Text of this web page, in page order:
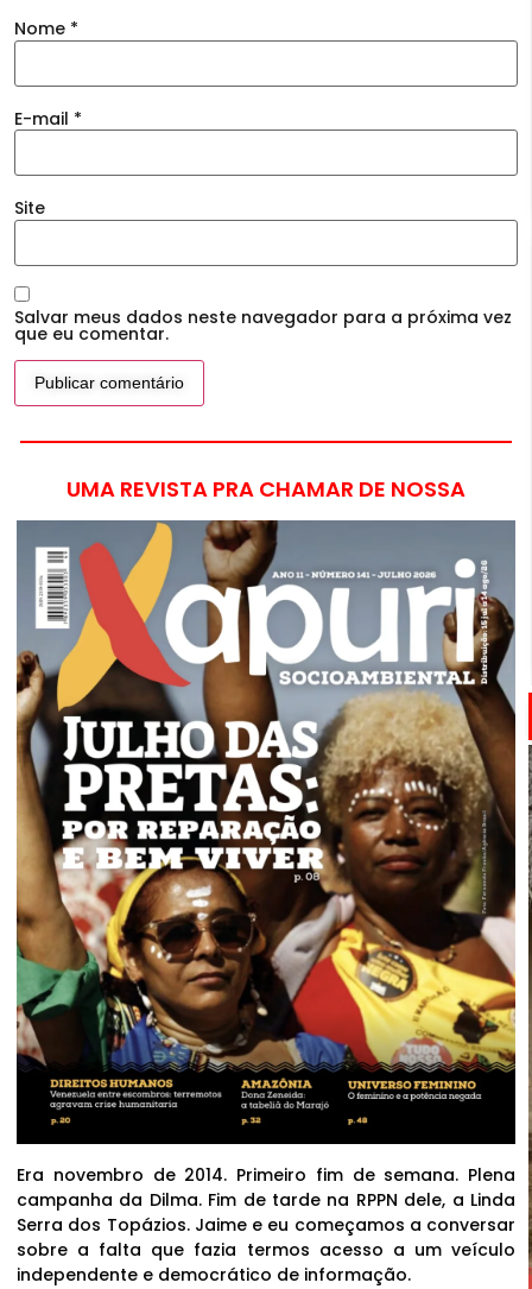
Nome *
E-mail *
Site
Salvar meus dados neste navegador para a próxima vez
que eu comentar.
UMA REVISTA PRA CHAMAR DE NOSSA
Era novembro de 2014. Primeiro fim de semana. Plena
campanha da Dilma. Fim de tarde na RPPN dele, a Linda
Serra dos Topázios. Jaime e eu começamos a conversar
sobre a falta que fazia termos acesso a um veículo
independente e democrático de informação.